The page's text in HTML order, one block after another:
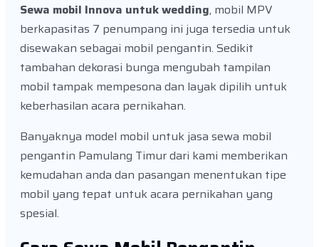
Sewa mobil Innova untuk wedding, mobil MPV
berkapasitas 7 penumpang ini juga tersedia untuk
disewakan sebagai mobil pengantin. Sedikit
tambahan dekorasi bunga mengubah tampilan
mobil tampak mempesona dan layak dipilih untuk
keberhasilan acara pernikahan.
Banyaknya model mobil untuk jasa sewa mobil
pengantin Pamulang Timur dari kami memberikan
kemudahan anda dan pasangan menentukan tipe
mobil yang tepat untuk acara pernikahan yang
spesial.